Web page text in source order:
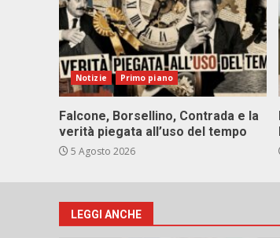
Notizie Primo piano
Falcone, Borsellino, Contrada e la
verità piegata all’uso del tempo
5 Agosto 2026
LEGGI ANCHE